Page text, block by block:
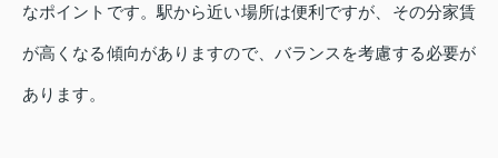
なポイントです。駅から近い場所は便利ですが、その分家賃
が高くなる傾向がありますので、バランスを考慮する必要が
あります。